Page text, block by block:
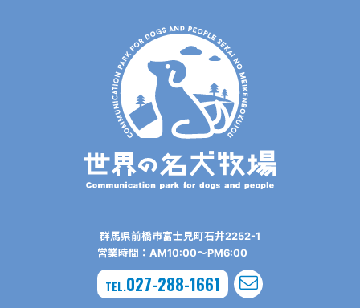
群⾺県前橋市富⼠⾒町⽯井2252-1
営業時間：AM10:00〜PM6:00
TEL.027-288-1661